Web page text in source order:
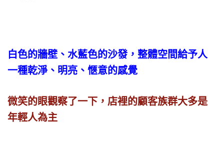
白色的牆壁、水藍色的沙發，整體空間給予人
一種乾淨、明亮、愜意的感覺
微笑的眼觀察了一下，店裡的顧客族群大多是
年輕人為主